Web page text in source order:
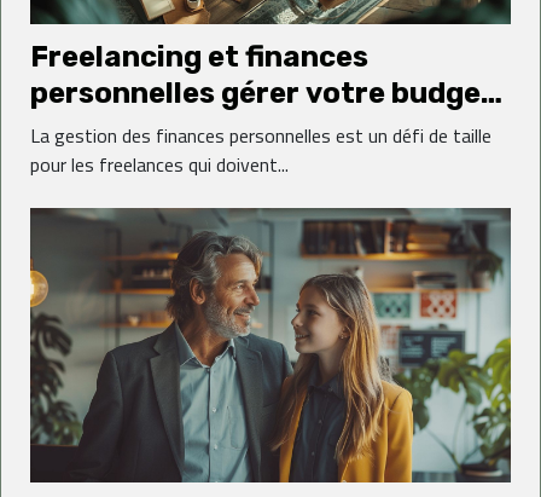
Freelancing et finances
personnelles gérer votre budget
en tant qu'indépendant
La gestion des finances personnelles est un défi de taille
pour les freelances qui doivent...